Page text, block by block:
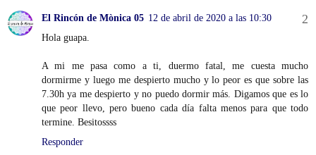
El Rincón de Mònica 05 12 de abril de 2020 a las 10:30
Hola guapa.
A mi me pasa como a ti, duermo fatal, me cuesta mucho
dormirme y luego me despierto mucho y lo peor es que sobre las
7.30h ya me despierto y no puedo dormir más. Digamos que es lo
que peor llevo, pero bueno cada día falta menos para que todo
termine. Besitossss
Responder